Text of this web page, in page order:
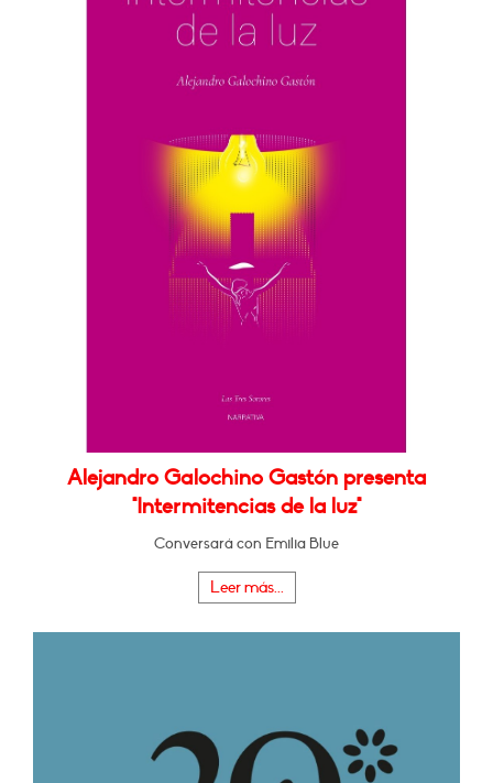
Alejandro Galochino Gastón presenta
"Intermitencias de la luz"
Conversará con Emilia Blue
Leer más...